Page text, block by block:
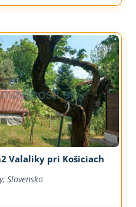
Valaliky pri Košiciach
Slovensko